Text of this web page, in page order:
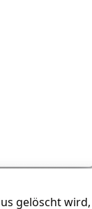
gelöscht wird,